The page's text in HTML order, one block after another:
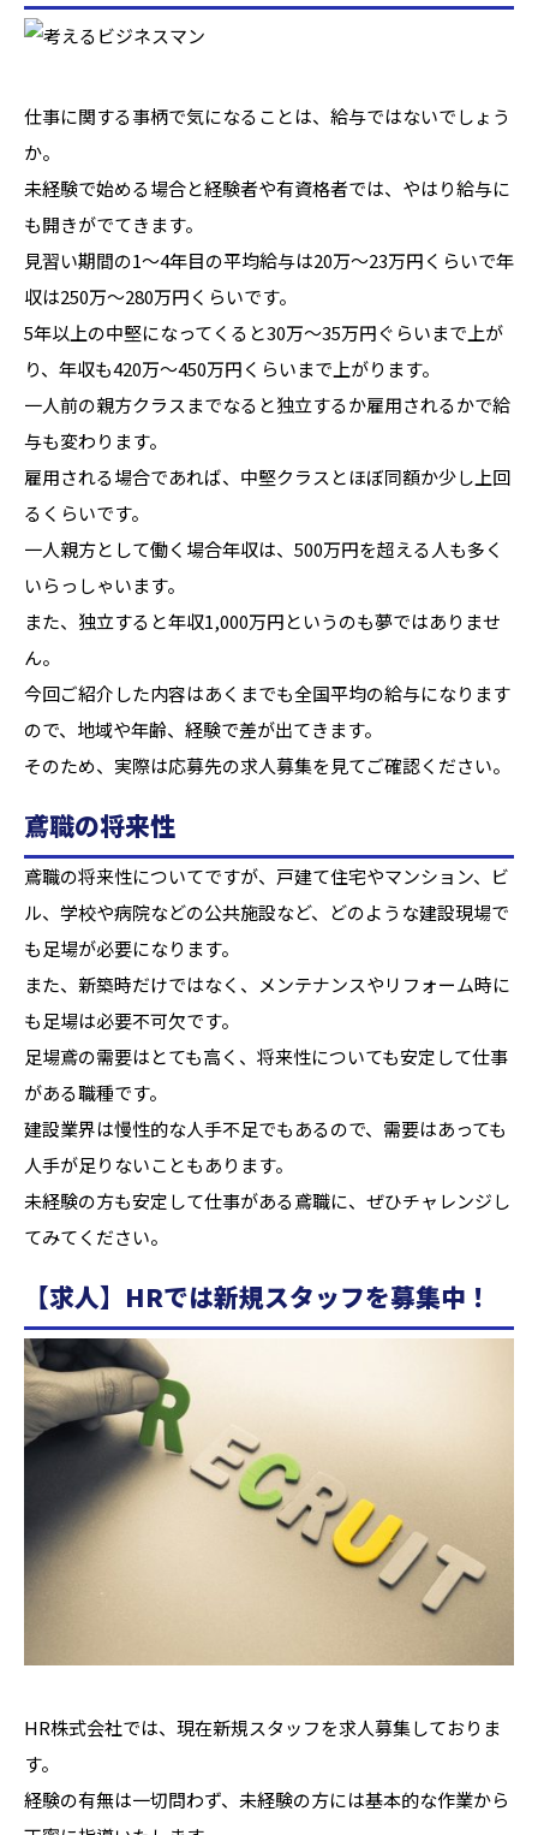
仕事に関する事柄で気になることは、給与ではないでしょう
か。
未経験で始める場合と経験者や有資格者では、やはり給与に
も開きがでてきます。
見習い期間の1～4年目の平均給与は20万～23万円くらいで年
収は250万～280万円くらいです。
5年以上の中堅になってくると30万～35万円ぐらいまで上が
り、年収も420万～450万円くらいまで上がります。
一人前の親方クラスまでなると独立するか雇用されるかで給
与も変わります。
雇用される場合であれば、中堅クラスとほぼ同額か少し上回
るくらいです。
一人親方として働く場合年収は、500万円を超える人も多く
いらっしゃいます。
また、独立すると年収1,000万円というのも夢ではありませ
ん。
今回ご紹介した内容はあくまでも全国平均の給与になります
ので、地域や年齢、経験で差が出てきます。
そのため、実際は応募先の求人募集を見てご確認ください。
鳶職の将来性
鳶職の将来性についてですが、戸建て住宅やマンション、ビ
ル、学校や病院などの公共施設など、どのような建設現場で
も足場が必要になります。
また、新築時だけではなく、メンテナンスやリフォーム時に
も足場は必要不可欠です。
足場鳶の需要はとても高く、将来性についても安定して仕事
がある職種です。
建設業界は慢性的な人手不足でもあるので、需要はあっても
人手が足りないこともあります。
未経験の方も安定して仕事がある鳶職に、ぜひチャレンジし
てみてください。
【求人】HRでは新規スタッフを募集中！
HR株式会社では、現在新規スタッフを求人募集しておりま
す。
経験の有無は一切問わず、未経験の方には基本的な作業から